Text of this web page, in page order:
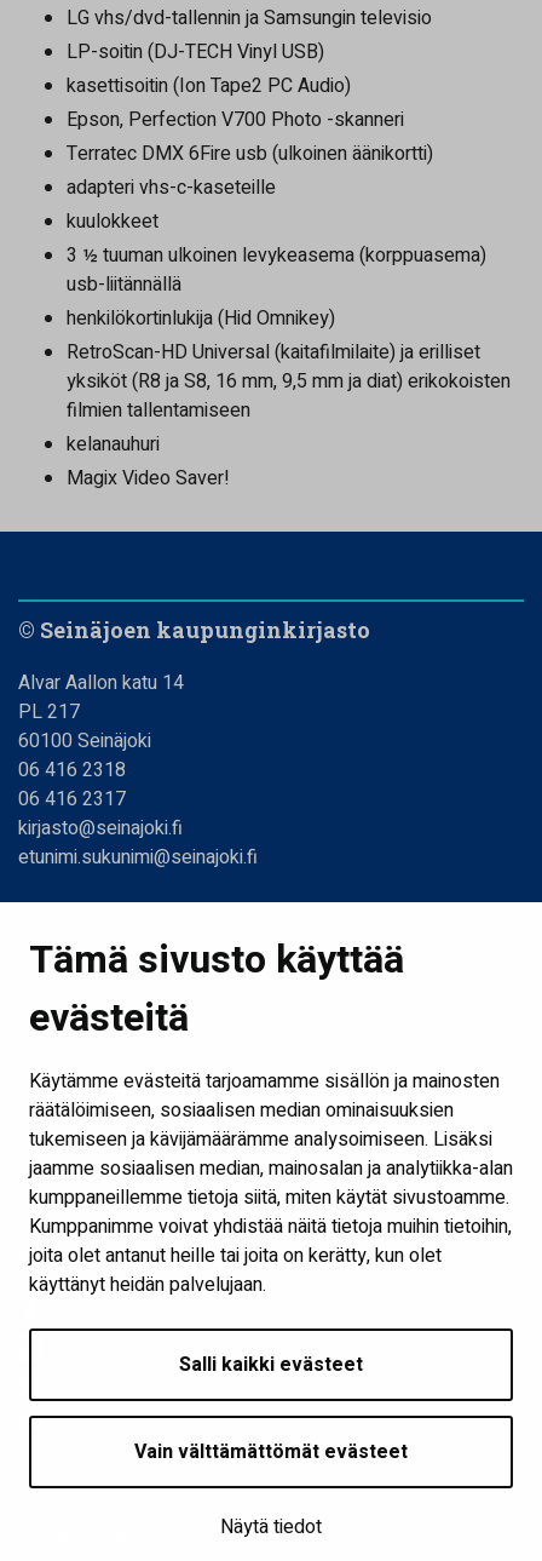
Tämä sivusto käyttää
evästeitä
Käytämme evästeitä tarjoamamme sisällön ja mainosten
räätälöimiseen, sosiaalisen median ominaisuuksien
tukemiseen ja kävijämäärämme analysoimiseen. Lisäksi
jaamme sosiaalisen median, mainosalan ja analytiikka-alan
kumppaneillemme tietoja siitä, miten käytät sivustoamme.
Kumppanimme voivat yhdistää näitä tietoja muihin tietoihin,
joita olet antanut heille tai joita on kerätty, kun olet
käyttänyt heidän palvelujaan.
Salli kaikki evästeet
Vain välttämättömät evästeet
Näytä tiedot
LG vhs/dvd-tallennin ja Samsungin televisio
LP-soitin (DJ-TECH Vinyl USB)
kasettisoitin (Ion Tape2 PC Audio)
Epson, Perfection V700 Photo -skanneri
Terratec DMX 6Fire usb (ulkoinen äänikortti)
adapteri vhs-c-kaseteille
kuulokkeet
3 ½ tuuman ulkoinen levykeasema (korppuasema)
usb-liitännällä
henkilökortinlukija (Hid Omnikey)
RetroScan-HD Universal (kaitafilmilaite) ja erilliset
yksiköt (R8 ja S8, 16 mm, 9,5 mm ja diat) erikokoisten
filmien tallentamiseen
kelanauhuri
Magix Video Saver!
© Seinäjoen kaupunginkirjasto
Alvar Aallon katu 14
PL 217
60100 Seinäjoki
06 416 2318
06 416 2317
kirjasto@seinajoki.fi
etunimi.sukunimi@seinajoki.fi
Kirjastot ja aukioloajat
Ota yhteyttä
Verkkokirjasto
Kaikki kirjaston some-kanavat
Näytä evästeasetukseni
Seuraa meitä
| © Seinäjoen kaupunginkirjasto 2026